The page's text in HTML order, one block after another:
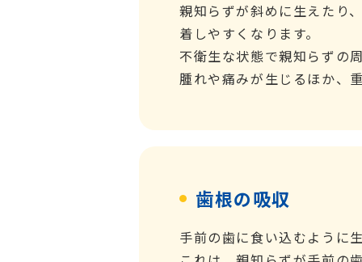
親知らずが斜めに生えたり
着しやすくなります。
不衛生な状態で親知らずの
腫れや痛みが生じるほか、
歯根の吸収
手前の歯に食い込むように